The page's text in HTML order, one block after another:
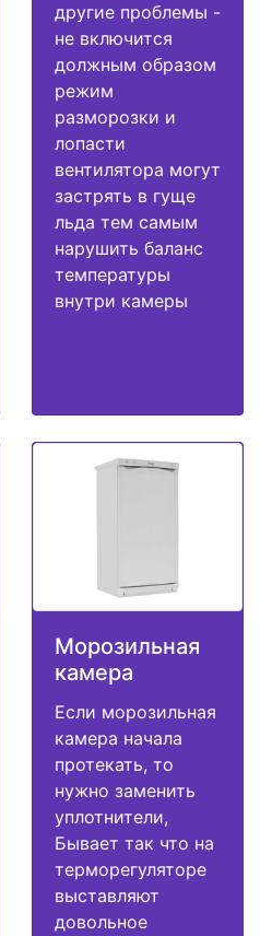
другие проблемы -
не включится
должным образом
режим
разморозки и
лопасти
вентилятора могут
застрять в гуще
льда тем самым
нарушить баланс
температуры
внутри камеры
Морозильная
камера
Если морозильная
камера начала
протекать, то
нужно заменить
уплотнители,
Бывает так что на
терморегуляторе
выставляют
довольное